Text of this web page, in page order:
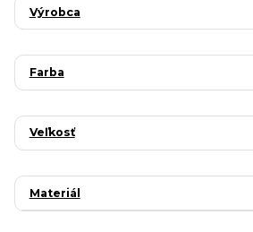
Výrobca
Farba
Veľkosť
Materiál